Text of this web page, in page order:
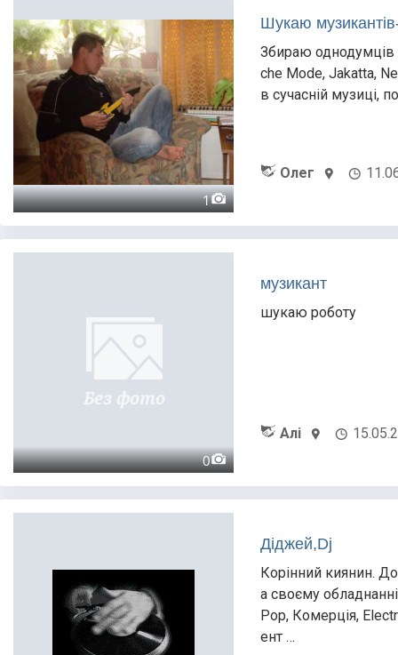
1
Шукаю
Збираю однодумців
che Mode, Jakatta,
в сучасній музиці,
Олег
0
музикант
шукаю роботу
Алі
Діджей,Dj
Корінний киянин.
а своєму
Pop, Комерція,
ент …